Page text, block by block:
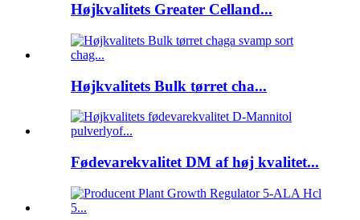
Højkvalitets Greater Celland...
Højkvalitets Bulk tørret cha...
Fødevarekvalitet DM af høj kvalitet...